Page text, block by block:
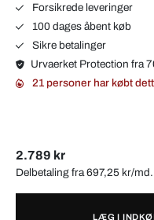
Forsikrede leveringer
100 dages åbent køb
Sikre betalinger
Urvaerket Protection fra
21 personer har købt
2.789 kr
Delbetaling fra 697,25 kr/
LÆG I